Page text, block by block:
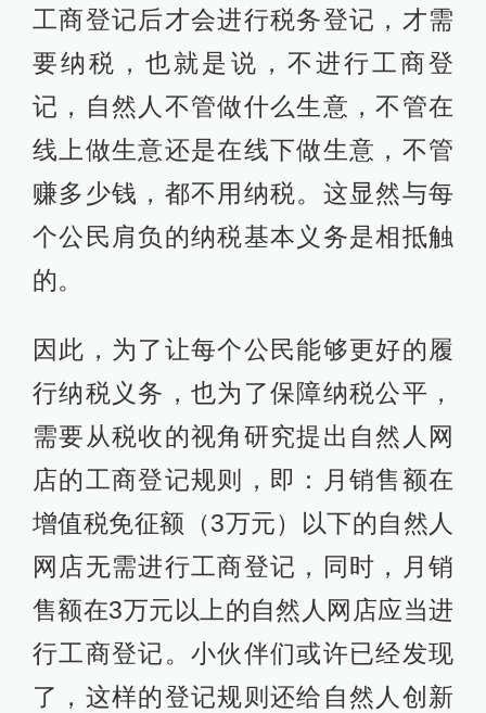
工商登记后才会进行税务登记，才需
要纳税，也就是说，不进行工商登
记，自然人不管做什么生意，不管在
线上做生意还是在线下做生意，不管
赚多少钱，都不用纳税。这显然与每
个公民肩负的纳税基本义务是相抵触
的。
因此，为了让每个公民能够更好的履
行纳税义务，也为了保障纳税公平，
需要从税收的视角研究提出自然人网
店的工商登记规则，即：月销售额在
增值税免征额（3万元）以下的自然人
网店无需进行工商登记，同时，月销
售额在3万元以上的自然人网店应当进
行工商登记。小伙伴们或许已经发现
了，这样的登记规则还给自然人创新